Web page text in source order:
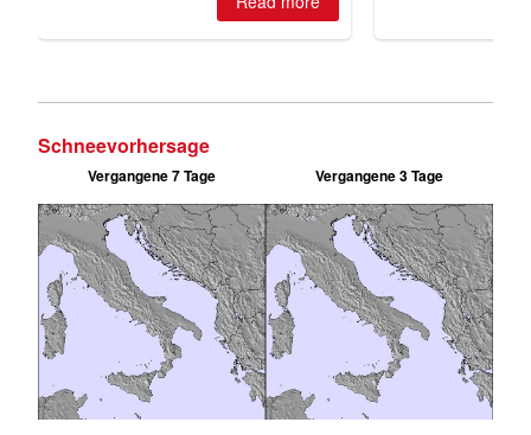
Schneevorhersage
Vergangene 7 Tage Vergangene 3 Tage